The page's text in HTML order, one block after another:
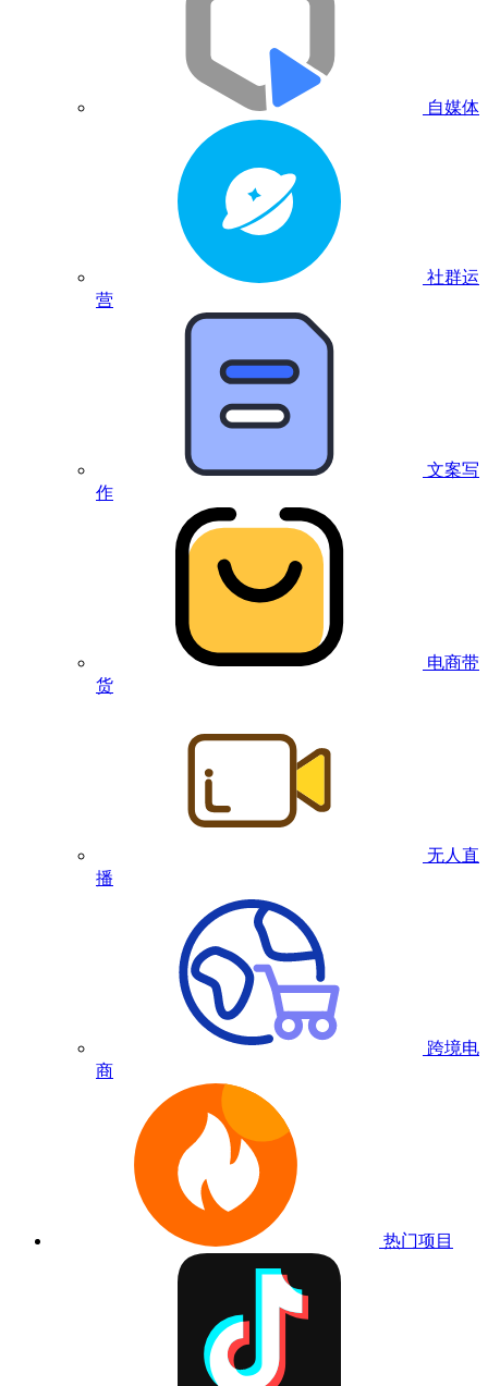
自媒体
社群运
营
文案写
作
电商带
货
无人直
播
跨境电
商
热门项目